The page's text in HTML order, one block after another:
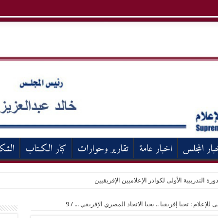
المجلس اخبار عامة تقارير وحوارات كبار الكـتاب
التدريبية الأولى لكوادر الإعلاميين الإفريقيين
: تحيا إفريقيا .. يحيا الاتحاد المصري الإفريقي ... /
9